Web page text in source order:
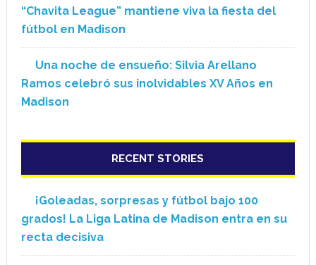
“Chavita League” mantiene viva la fiesta del
fútbol en Madison
Una noche de ensueño: Silvia Arellano
Ramos celebró sus inolvidables XV Años en
Madison
RECENT STORIES
¡Goleadas, sorpresas y fútbol bajo 100
grados! La Liga Latina de Madison entra en su
recta decisiva